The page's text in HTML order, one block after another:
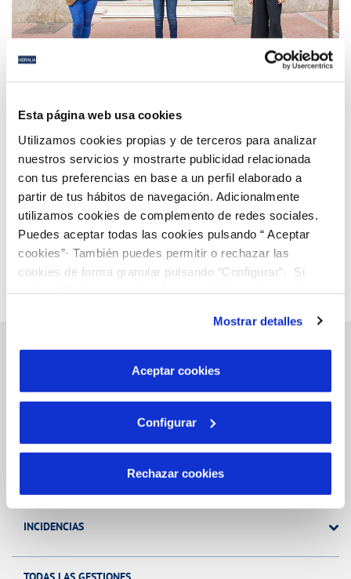
Esta página web usa cookies
Utilizamos cookies propias y de terceros para analizar
nuestros servicios y mostrarte publicidad relacionada
con tus preferencias en base a un perfil elaborado a
partir de tus hábitos de navegación. Adicionalmente
utilizamos cookies de complemento de redes sociales.
Puedes aceptar todas las cookies pulsando “ Aceptar
cookies”· También puedes permitir o rechazar las
cookies de forma granular pulsando “Configurar”. Si
son indispensables para que el sitio web funcione y que
por tanto no se pueden desactivar. Puedes consultar
más información en nuestraPolítica de Cookies
Mostrar detalles
Aceptar cookies
Configurar
Rechazar cookies
Asier Sainz, del colegio “Cardenal Spínola”, recibe
Agua Inteligente
Página 77 de 112
Anterior Siguiente
Gestiones Online
FACTURAS, PAGOS Y CONSUMOS
INCIDENCIAS